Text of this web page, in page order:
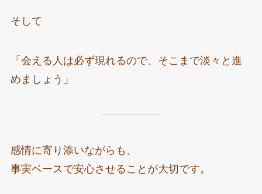
そして
「会える人は必ず現れるので、そこまで淡々と進
めましょう」
感情に寄り添いながらも、
事実ベースで安心させることが大切です。